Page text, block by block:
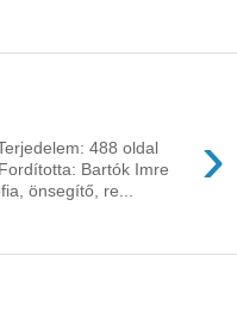
›
488 oldal
Bartók Imre
önsegítő, re...